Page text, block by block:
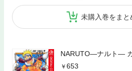
未購入巻をまと
NARUTO―ナルト―
653